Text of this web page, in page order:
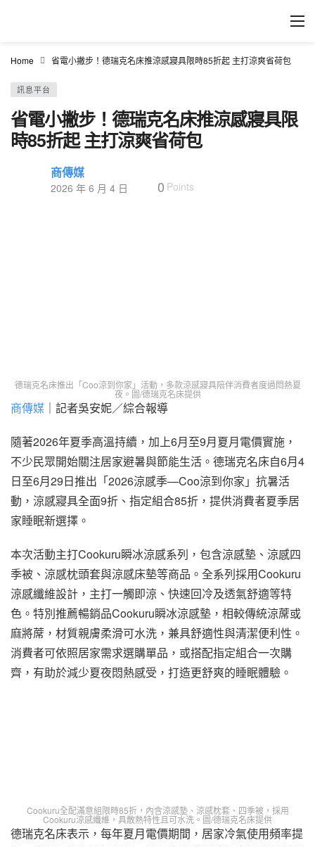
Home 省電小撇步！德瑞克名床推涼感寢具限時85折起 主打涼爽省荷包
訊息平台
省電小撇步！德瑞克名床推涼感寢具限
時85折起 主打涼爽省荷包
商傳媒
2026 年 6 月 4 日 0 Points
德瑞克名床推出「Coo涼到你家」活動，多款涼感寢具陪伴消費者度過悶熱夏
夜。圖/德瑞克名床提供
商傳媒 ｜記者吳安妮／綜合報導
隨著2026年夏季高溫持續，加上6月至9月夏月電價實施，
不少民眾開始關注居家避暑與節能生活。德瑞克名床自6月4
日至6月29日推出「2026涼感季—Coo涼到你家」抗暑活
動，涼感寢具全面9折、指定組合85折，提供消費者夏季居
家睡眠新選擇。
本次活動主打Cookuru瞬冰涼感系列，包含涼感墊、涼感四
季被、涼感枕頭套與涼感床墊等商品。全系列採用Cookuru
涼感纖維設計，主打一觸即涼、快速回冷及透氣舒適等特
色。特別推薦暢銷品Cookuru瞬冰涼感墊，相較傳統涼蓆或
麻將蓆，材質親膚柔滑可水洗，兼具舒適性與清潔便利性。
消費者可依照居家需求選購單品，或搭配指定組合一次購
齊，有助於減少夏夜悶熱感受，打造更舒爽的睡眠體驗。
Cookuru全配滿意組限時85折，內含涼感墊、涼感枕套、四季被，採用
Cookuru涼感纖維，具散熱特性且可水洗。圖/德瑞克名床提供
德瑞克名床表示，每年夏月電價期間，居家冷氣使用頻率提